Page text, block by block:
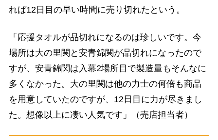
れば12日目の早い時間に売り切れたという。
「応援タオルが品切れになるのは珍しいです。今
場所は大の里関と安青錦関が品切れになったので
すが、安青錦関は入幕2場所目で製造量もそんなに
多くなかった。大の里関は他の力士の何倍も商品
を用意していたのですが、12日目に力が尽きまし
た。想像以上に凄い人気です」（売店担当者）